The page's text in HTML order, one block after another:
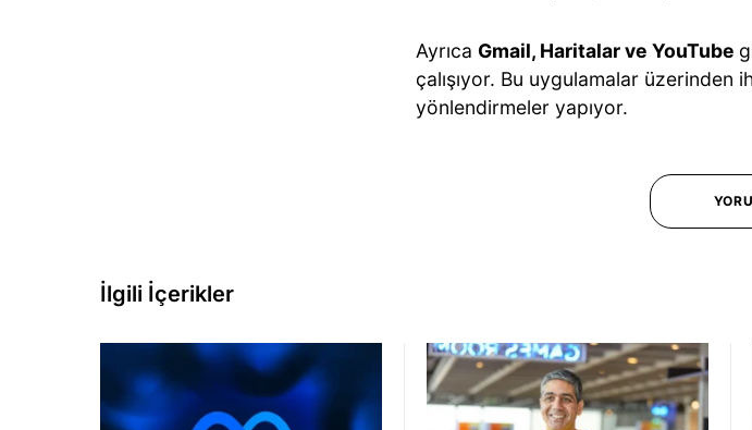
Ayrıca Gmail, Haritalar ve YouTube
çalışıyor. Bu uygulamalar üzerinden
yönlendirmeler yapıyor.
İlgili İçerikler